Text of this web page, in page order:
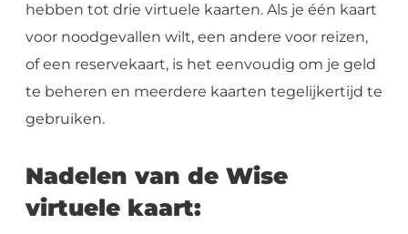
hebben tot drie virtuele kaarten. Als je één kaart
voor noodgevallen wilt, een andere voor reizen,
of een reservekaart, is het eenvoudig om je geld
te beheren en meerdere kaarten tegelijkertijd te
gebruiken.
Nadelen van de Wise
virtuele kaart: